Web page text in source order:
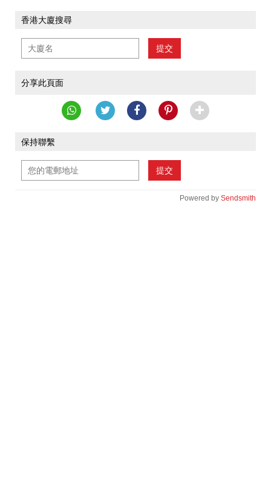
香港大廈搜尋
提交
分享此頁面
保持聯繫
提交
Powered by Sendsmith